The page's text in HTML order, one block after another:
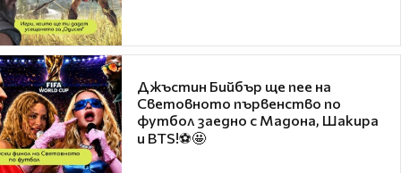
Джъстин Бийбър ще пее на
Световното първенство по
футбол заедно с Мадона, Шакира
и BTS!⚽🤩